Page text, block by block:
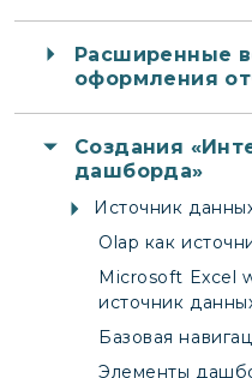
Расширенные
оформления
Создания
дашборда»
Источник
Olap как
Microsoft Excel
источник
Базовая
Элементы